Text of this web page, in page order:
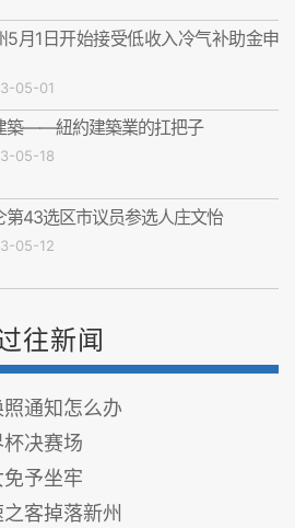
5月1日开始接受低收入冷气补助金申
05-01
築——紐約建築業的扛把子
05-18
第43选区市议员参选人庄文怡
05-12
往新闻
通知怎么办
决赛场
予坐牢
客掉落新州